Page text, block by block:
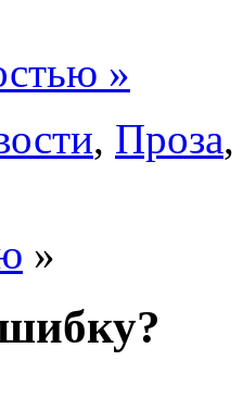
»
, Проза
»